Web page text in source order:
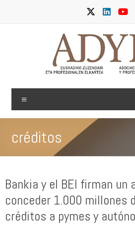
ADYPE
créditos
Bankia y el BEI firman un
conceder 1.000 millones
créditos a pymes y